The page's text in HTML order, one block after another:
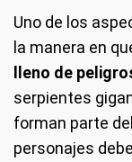
Uno de los
la manera en
lleno de
serpientes
forman parte
personajes